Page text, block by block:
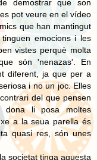
demostrar que son
pot veure en el vídeo
que han mantingut
emocions i les
vistes perquè molta
són 'nenazas'. En
diferent, ja que per a
i no un joc. Elles
del que pensen
li posa moltes
a la seua parella és
quasi res, són unes
societat tinga aquesta